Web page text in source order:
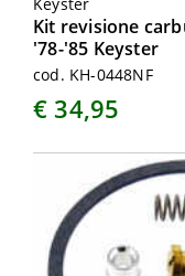
Kit revisione
'78-'85 Keyster
cod. KH-0448NF
€ 34,95